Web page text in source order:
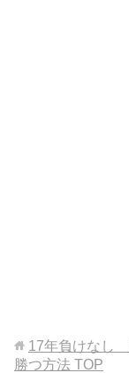
17年負けなし
勝つ方法 TOP